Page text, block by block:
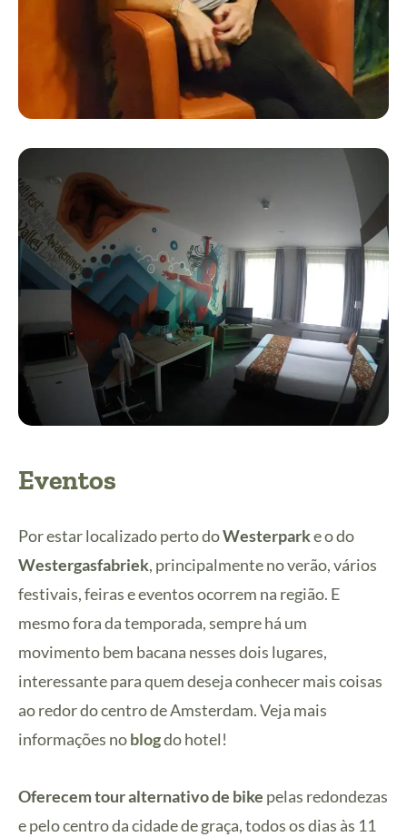
Eventos
Por estar localizado perto doWesterparke o do
Westergasfabriek, principalmente no verão, vários
festivais, feiras e eventos ocorrem na região. E
mesmo fora da temporada, sempre há um
movimento bem bacana nesses dois lugares,
interessante para quem deseja conhecer mais coisas
ao redor do centro de Amsterdam. Veja mais
informações noblogdo hotel!
Oferecem tour alternativo de bike pelas redondezas
e pelo centro da cidade de graça, todos os dias às 11